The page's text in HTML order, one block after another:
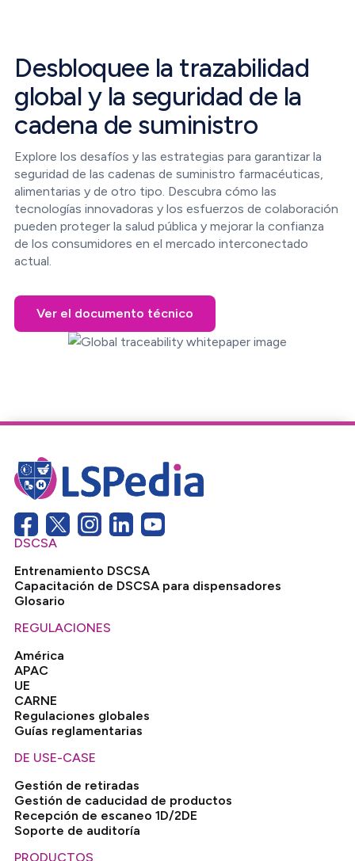
Desbloquee la trazabilidad
global y la seguridad de la
cadena de suministro
Explore los desafíos y las estrategias para garantizar la
seguridad de las cadenas de suministro farmacéuticas,
alimentarias y de otro tipo. Descubra cómo las
tecnologías innovadoras y los esfuerzos de colaboración
pueden proteger la salud pública y mejorar la confianza
de los consumidores en el mercado interconectado
actual.
Ver el documento técnico
DSCSA
Entrenamiento DSCSA
Capacitación de DSCSA para dispensadores
Glosario
REGULACIONES
América
APAC
UE
CARNE
Regulaciones globales
Guías reglamentarias
DE USE-CASE
Gestión de retiradas
Gestión de caducidad de productos
Recepción de escaneo 1D/2DE
Soporte de auditoría
PRODUCTOS